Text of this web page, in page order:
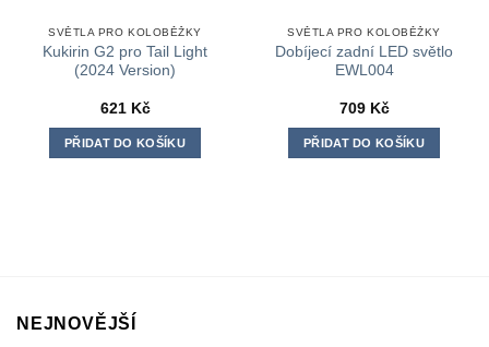
SVĚTLA PRO KOLOBĚŽKY
Kukirin G2 pro Tail Light
(2024 Version)
621 Kč
PŘIDAT DO KOŠÍKU
SVĚTLA PRO KOLOBĚŽKY
Dobíjecí zadní LED světlo
EWL004
709 Kč
PŘIDAT DO KOŠÍKU
NEJNOVĚJŠÍ